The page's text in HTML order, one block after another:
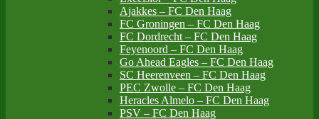
Ajakkes – FC Den Haag
FC Groningen – FC Den Haag
FC Dordrecht – FC Den Haag
Feyenoord – FC Den Haag
Go Ahead Eagles – FC Den Haag
SC Heerenveen – FC Den Haag
PEC Zwolle – FC Den Haag
Heracles Almelo – FC Den Haag
PSV – FC Den Haag